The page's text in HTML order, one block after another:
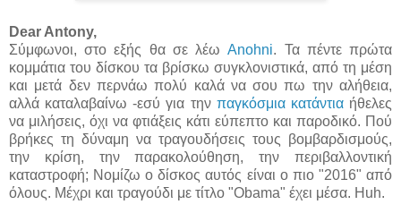
Dear Antony,
Σύμφωνοι, στο εξής θα σε λέωAnohni. Τα πέντε πρώτα
κομμάτια του δίσκου τα βρίσκω συγκλονιστικά, από τη μέση
και μετά δεν περνάω πολύ καλά να σου πω την αλήθεια,
αλλά καταλαβαίνω -εσύ για την παγκόσμια κατάντιαήθελες
να μιλήσεις, όχι να φτιάξεις κάτι εύπεπτο και παροδικό. Πού
βρήκες τη δύναμη να τραγουδήσεις τους βομβαρδισμούς,
την κρίση, την παρακολούθηση, την περιβαλλοντική
καταστροφή; Νομίζω ο δίσκος αυτός είναι ο πιο "2016" από
όλους. Μέχρι και τραγούδι με τίτλο "Obama" έχει μέσα. Huh.